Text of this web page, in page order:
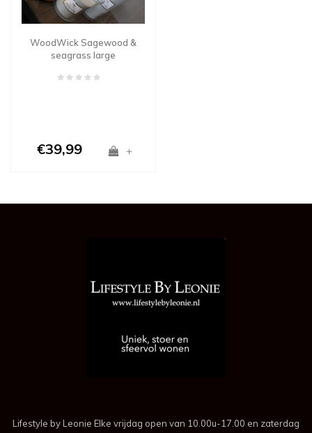
WoodWick Sagewood &
seagrass large
€39,99 +
Lifestyle by Leonie Elke vrijdag open van 10.00u-17.00 en zaterdag